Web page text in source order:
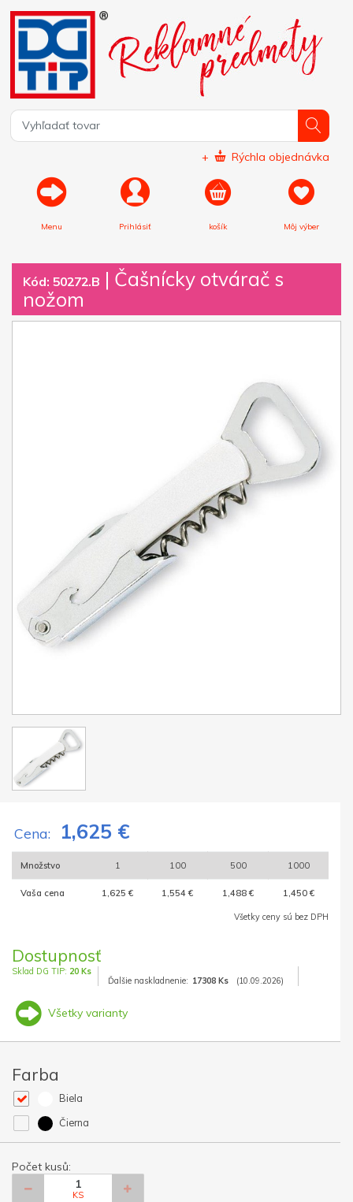
+ Rýchla objednávka
Menu Prihlásiť košík Môj výber
Kód: 50272.B | Čašnícky otvárač s
nožom
Cena: 1,625 €
Množstvo 1 100 500 1000
Vaša cena 1,625 € 1,554 € 1,488 € 1,450 €
Všetky ceny sú bez DPH
Dostupnosť
Sklad DG TIP: 20 Ks
Ďalšie naskladnenie: 17308 Ks (10.09.2026)
Všetky varianty
Farba
Biela
Čierna
Počet kusů:
KS